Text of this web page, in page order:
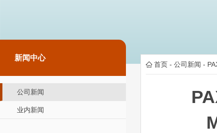
新闻中心
公司新闻
业内新闻
首页 - 公司新闻 -